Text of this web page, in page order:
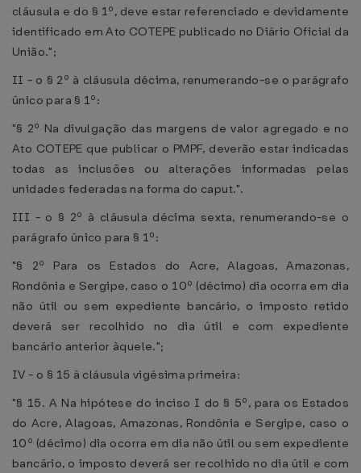
cláusula e do § 1º, deve estar referenciado e devidamente
identificado em Ato COTEPE publicado no Diário Oficial da
União.";
II - o § 2º à cláusula décima, renumerando-se o parágrafo
único para § 1º:
"§ 2º Na divulgação das margens de valor agregado e no
Ato COTEPE que publicar o PMPF, deverão estar indicadas
todas as inclusões ou alterações informadas pelas
unidades federadas na forma do caput.".
III - o § 2º à cláusula décima sexta, renumerando-se o
parágrafo único para § 1º:
"§ 2º Para os Estados do Acre, Alagoas, Amazonas,
Rondônia e Sergipe, caso o 10º (décimo) dia ocorra em dia
não útil ou sem expediente bancário, o imposto retido
deverá ser recolhido no dia útil e com expediente
bancário anterior àquele.";
IV - o § 15 à cláusula vigésima primeira:
"§ 15. A Na hipótese do inciso I do § 5º, para os Estados
do Acre, Alagoas, Amazonas, Rondônia e Sergipe, caso o
10º (décimo) dia ocorra em dia não útil ou sem expediente
bancário, o imposto deverá ser recolhido no dia útil e com